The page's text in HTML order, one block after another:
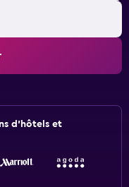
d'hôtels et